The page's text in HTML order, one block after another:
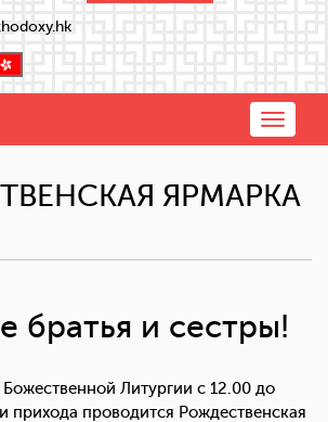
Toggle
ЯРМАРКА
братья и сестры!
Литургии с 12.00 до
прихода проводится Рождественская